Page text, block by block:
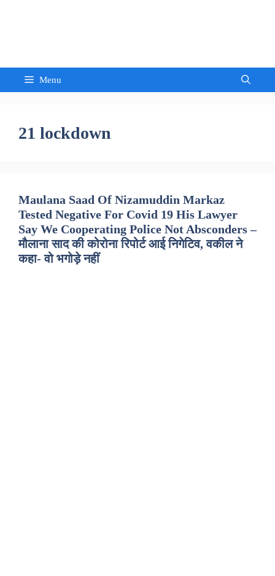
Menu
21 lockdown
Maulana Saad Of Nizamuddin Markaz
Tested Negative For Covid 19 His Lawyer
Say We Cooperating Police Not Absconders –
मौलाना साद की कोरोना रिपोर्ट आई निगेटिव, वकील ने
कहा- वो भगोड़े नहीं